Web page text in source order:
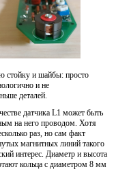
стойку и шайбы: просто
и не
деталей.
датчика L1 может быть
на него проводом. Хотя
раз, но сам факт
магнитных линий такого
интерес. Диаметр и высота
кольца с диаметром 8 мм